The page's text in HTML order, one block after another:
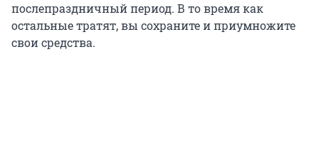
послепраздничный период. В то время как
остальные тратят, вы сохраните и приумножите
свои средства.